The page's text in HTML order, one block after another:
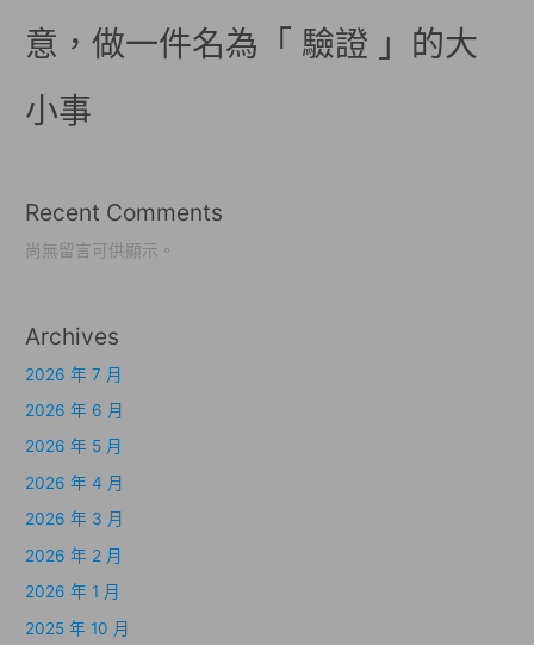
意，做一件名為「 驗證 」的大
小事
Recent Comments
尚無留言可供顯示。
Archives
2026 年 7 月
2026 年 6 月
2026 年 5 月
2026 年 4 月
2026 年 3 月
2026 年 2 月
2026 年 1 月
2025 年 10 月